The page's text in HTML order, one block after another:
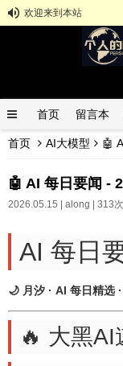
欢迎来到本站
首页 留言本
spring示例demo
首页 AI大模型 🤖
🤖 AI 每日要闻 -
2026.05.15 | along | 313
AI 每日
🌙 月汐 · AI 每日精选
🔥 大黑AI